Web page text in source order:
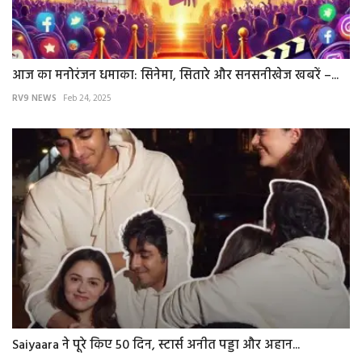
आज का मनोरंजन धमाका: सिनेमा, सितारे और सनसनीखेज खबरें –...
RV9 NEWS Feb 24, 2025
Saiyaara ने पूरे किए 50 दिन, स्टार्स अनीत पड्डा और अहान...